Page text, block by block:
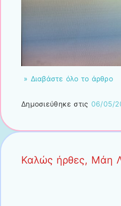
» Διαβάστε όλο το άρθρο
Δημοσιεύθηκε στις 06/05/
Καλώς ήρθες, Μάη